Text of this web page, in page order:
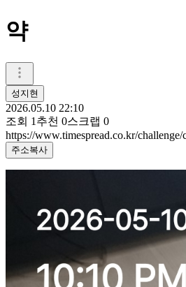
약
성지현
2026.05.10 22:10
조회 1 추천 0스크랩 0
https://www.timespread.co.kr/
주소복사